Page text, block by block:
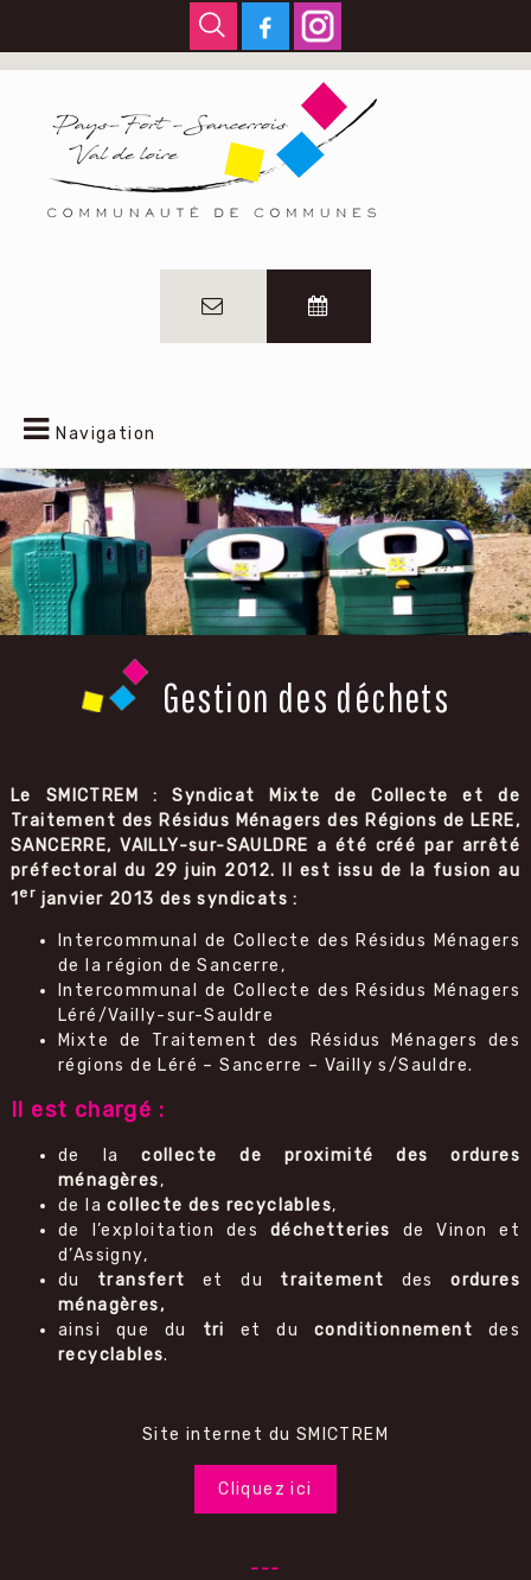
Navigation
Gestion des déchets
Le SMICTREM : Syndicat Mixte de Collecte et de
Traitement des Résidus Ménagers des Régions de LERE,
SANCERRE, VAILLY-sur-SAULDRE a été créé par arrêté
préfectoral du 29 juin 2012. Il est issu de la fusion au
1 er janvier 2013 des syndicats :
Intercommunal de Collecte des Résidus Ménagers
de la région de Sancerre,
Intercommunal de Collecte des Résidus Ménagers
Léré/Vailly-sur-Sauldre
Mixte de Traitement des Résidus Ménagers des
régions de Léré – Sancerre – Vailly s/Sauldre.
Il est chargé :
de lacollecte de proximité des ordures
ménagères,
de lacollecte des recyclables,
de l’exploitation desdéchetteries
de Vinon et
d’Assigny,
du transfert et du traitement desordures
ménagères,
ainsi que du tri et du conditionnement des
recyclables.
Site internet du SMICTREM
Cliquez ici
---